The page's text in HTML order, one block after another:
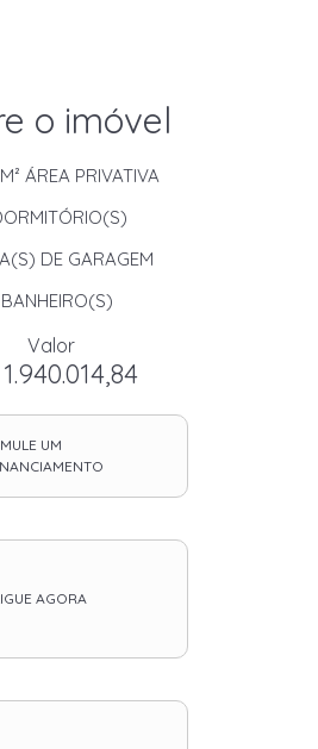
o imóvel
ÁREA PRIVATIVA
DE GARAGEM
BANHEIRO(S)
Valor
UM
AGORA